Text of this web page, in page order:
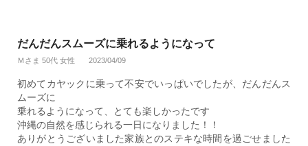
だんだんスムーズに乗れるようになって
Ｍさま 50代 女性 2023/04/09
初めてカヤックに乗って不安でいっぱいでしたが、だんだんス
ムーズに
乗れるようになって、とても楽しかったです
沖縄の自然を感じられる一日になりました！！
ありがとうございました家族とのステキな時間を過ごせました